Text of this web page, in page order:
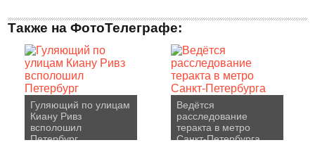
Также на ФотоТелеграфе:
Гуляющий по улицам
Киану Ривз
всполошил
Петербург
Ведётся
расследование
теракта в метро
Санкт-Петербурга